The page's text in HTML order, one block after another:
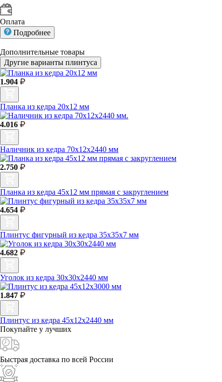
Оплата
Подробнее
Дополнительные товары
Другие варианты плинтуса
1.904
Планка из кедра 20х12 мм
4.016
Наличник из кедра 70х12х2440 мм
2.750
Планка из кедра 45x12 мм прямая с закруглением
4.654
Плинтус фигурный из кедра 35х35х7 мм
4.682
Уголок из кедра 30х30х2440 мм
1.847
Плинтус из кедра 45х12х2440 мм
Покупайте у лучших
Быстрая доставка по всей России